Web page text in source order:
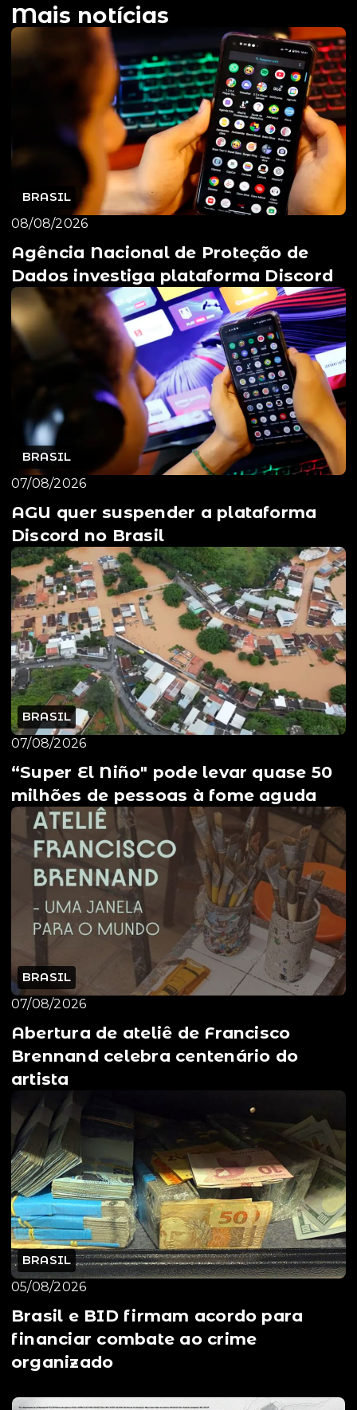
Mais notícias
BRASIL
08/08/2026
Agência Nacional de Proteção de
Dados investiga plataforma Discord
BRASIL
07/08/2026
AGU quer suspender a plataforma
Discord no Brasil
BRASIL
07/08/2026
“Super El Niño" pode levar quase 50
milhões de pessoas à fome aguda
BRASIL
07/08/2026
Abertura de ateliê de Francisco
Brennand celebra centenário do
artista
BRASIL
05/08/2026
Brasil e BID firmam acordo para
financiar combate ao crime
organizado